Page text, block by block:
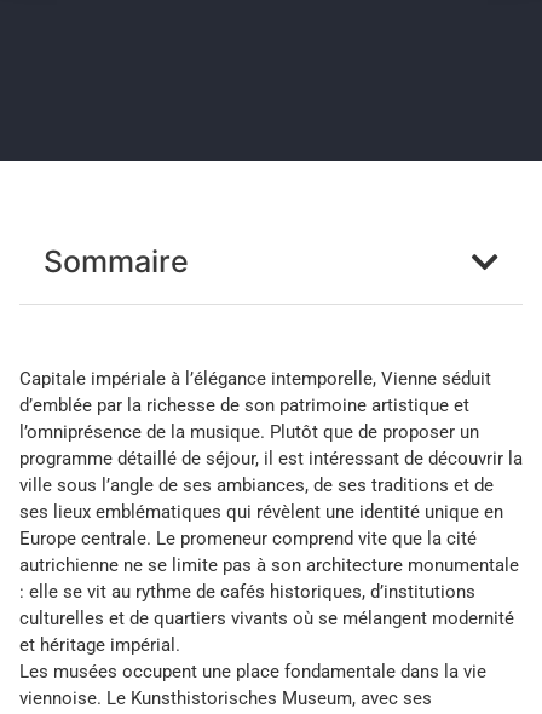
Sommaire
Capitale impériale à l’élégance intemporelle, Vienne séduit
d’emblée par la richesse de son patrimoine artistique et
l’omniprésence de la musique. Plutôt que de proposer un
programme détaillé de séjour, il est intéressant de découvrir la
ville sous l’angle de ses ambiances, de ses traditions et de
ses lieux emblématiques qui révèlent une identité unique en
Europe centrale. Le promeneur comprend vite que la cité
autrichienne ne se limite pas à son architecture monumentale
: elle se vit au rythme de cafés historiques, d’institutions
culturelles et de quartiers vivants où se mélangent modernité
et héritage impérial.
Les musées occupent une place fondamentale dans la vie
viennoise. Le Kunsthistorisches Museum, avec ses